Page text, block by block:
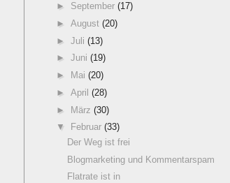
► September (17)
► August (20)
► Juli (13)
► Juni (19)
►
Mai (20)
► April (28)
► März (30)
▼
Februar (33)
Der Weg ist frei
Blogmarketing und Kommentarspam
Flatrate ist in